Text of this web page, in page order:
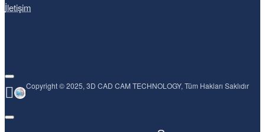
İletişim
Copyright © 2025, 3D CAD CAM TECHNOLOGY, Tüm Hakları Saklıdır